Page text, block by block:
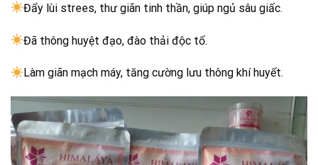
Đẩy lùi strees, thư giãn tinh thần, giúp ngủ sâu giấc.
Đã thông huyệt đạo, đào thải độc tố.
Làm giãn mạch máy, tăng cường lưu thông khí huyết.